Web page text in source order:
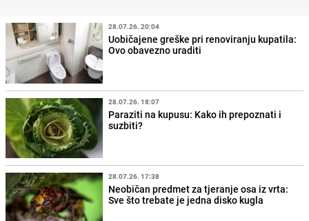
28.07.26. 20:04
Uobičajene greške pri renoviranju kupatila:
Ovo obavezno uraditi
28.07.26. 18:07
Paraziti na kupusu: Kako ih prepoznati i
suzbiti?
28.07.26. 17:38
Neobičan predmet za tjeranje osa iz vrta:
Sve što trebate je jedna disko kugla